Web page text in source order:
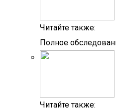
Читайте также:
Полное
Читайте также: